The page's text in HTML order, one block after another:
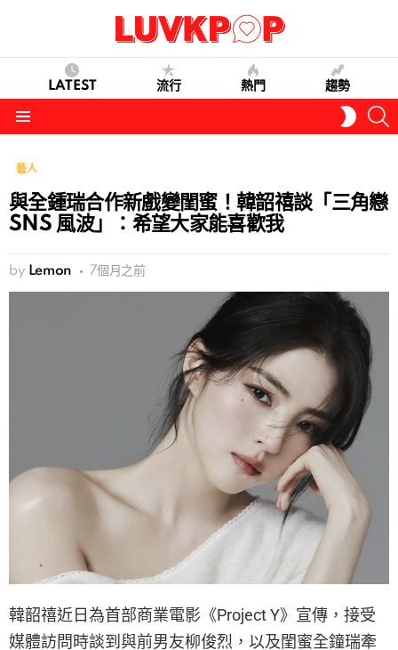
LATEST 流行 熱門 趨勢
SKIN
藝人
與全鍾瑞合作新戲變閨蜜！韓韶禧談「三角戀
SNS 風波」：希望大家能喜歡我
by Lemon 7個月之前
韓韶禧近日為首部商業電影《Project Y》宣傳，接受
媒體訪問時談到與前男友柳俊烈，以及閨蜜全鐘瑞牽